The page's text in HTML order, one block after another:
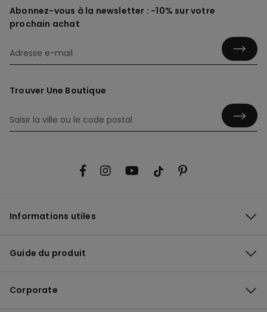
Abonnez-vous à la newsletter : -10% sur votre
prochain achat
Trouver Une Boutique
Informations utiles
Guide du produit
Corporate